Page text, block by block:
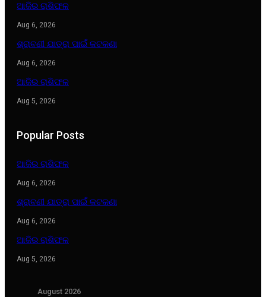
ଆଜିର ରାଶିଫଳ
Aug 6, 2026
ଶ୍ରାବଣୀ ଯାତ୍ରା ପାଇଁ କଟକଣା
Aug 6, 2026
ଆଜିର ରାଶିଫଳ
Aug 5, 2026
Popular Posts
ଆଜିର ରାଶିଫଳ
Aug 6, 2026
ଶ୍ରାବଣୀ ଯାତ୍ରା ପାଇଁ କଟକଣା
Aug 6, 2026
ଆଜିର ରାଶିଫଳ
Aug 5, 2026
August 2026